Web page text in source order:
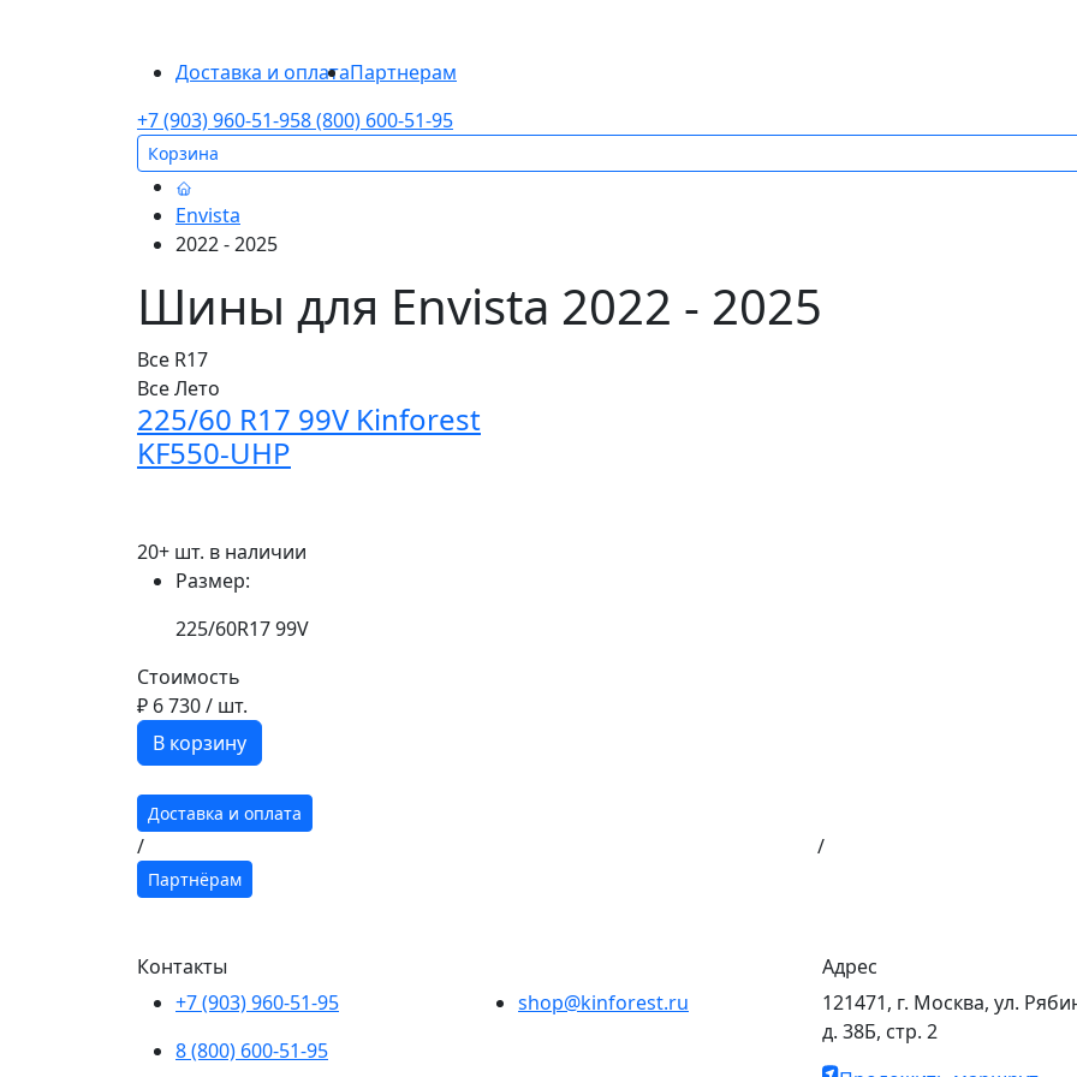
Доставка и оплатаПартнерам
+7 (903) 960-51-958 (800) 600-51-95
Корзина
Envista
2022 - 2025
Шины для Envista 2022 - 2025
Все R17
ВсеЛето
225/60 R17 99V Kinforest
KF550-UHP
20+ шт. в наличии
Размер:
225/60R17 99V
Стоимость
₽ 6 730/ шт.
В корзину
Доставка и оплата
/
Партнёрам
/
Контакты
+7 (903) 960-51-95
8 (800) 600-51-95
shop@kinforest.ru
Адрес
121471, г. Москва, ул.
д. 38Б, стр. 2